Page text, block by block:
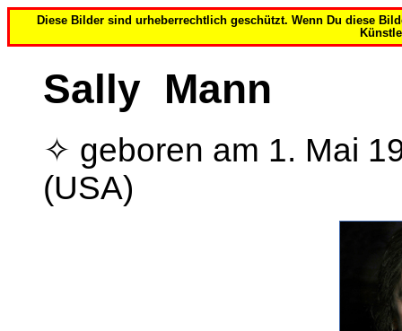
Diese Bilder sind urheberrechtlich geschützt. Wenn Du diese
Sally Mann
✧ geboren am 1. Mai
(USA)